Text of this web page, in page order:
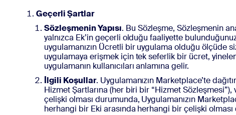
Geçerli Şartlar
Sözleşmenin Yapısı. Bu Sözleşme, Sözleşmenin
yalnızca Ek’in geçerli olduğu faaliyette
uygulamanızın Ücretli bir uygulama olduğu ölçüde
uygulamaya erişmek için tek seferlik bir ücret,
uygulamanın kullanıcıları anlamına gelir.
İlgili Koşullar. Uygulamanızın Marketplace’te
Hizmet Şartlarına (her biri bir “Hizmet
çelişki olması durumunda, Uygulamanızın
herhangi bir Eki arasında herhangi bir çelişki